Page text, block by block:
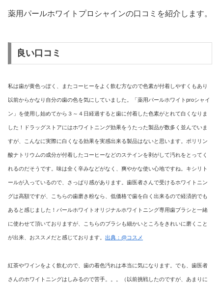
薬用パールホワイトプロシャインの口コミを紹介します。
良い口コミ
私は歯が黄色っぽく、またコーヒーをよく飲む方なので色素が付着しやすくもあり
以前からかなり自分の歯の色を気にしていました。「薬用パールホワイトproシャイ
ン」を使用し始めてから３～４日経過すると歯に付着した色素がとれて白くなりま
した！ドラッグストアにはホワイトニング効果をうたった製品が数多く並んでいま
すが、こんなに実際に白くなる効果を実感出来る製品はないと思います。ポリリン
酸ナトリウムの成分が付着したコーヒーなどのステインを剥がして汚れをとってく
れるのだそうです。味は全く辛みなどがなく、爽やかな使い心地ですね。キシリト
ールが入っているので、さっぱり感があります。歯医者さんで受けるホワイトニン
グは高額ですが、こちらの歯磨き粉なら、低価格で歯を白く出来るので経済的でも
あると感じました！パールホワイトオリジナルホワイトニング専用歯ブラシと一緒
に使わせて頂いておりますが、こちらのブラシも細かいところをきれいに磨くこと
が出来、おススメだと感じております。 出典：@コスメ
紅茶やワインをよく飲むので、歯の着色汚れは本当に気になります。でも、歯医者
さんのホワイトニングはしみるので苦手。。。（以前挑戦したのですが、あまりに